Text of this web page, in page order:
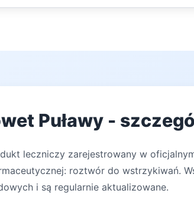
Puławy -
leczniczy zarejestrowany w
roztwór do wstrzykiwań.
i są regularnie aktualizowane.